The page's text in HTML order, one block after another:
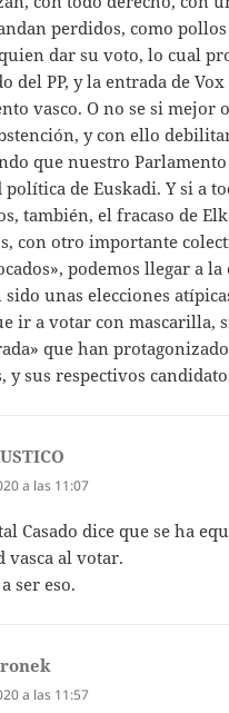
perdidos, como
dar su voto, lo cual
del PP, y la entrada de
vasco. O no se si mejor
y con ello
que nuestro
de Euskadi. Y si a
también, el fracaso de
con otro importante
podemos llegar a
sido unas elecciones
ir a votar con mascarilla,
que han
y sus respectivos
a las 11:07
Casado dice que se ha
vasca al votar.
ser eso.
a las 11:57